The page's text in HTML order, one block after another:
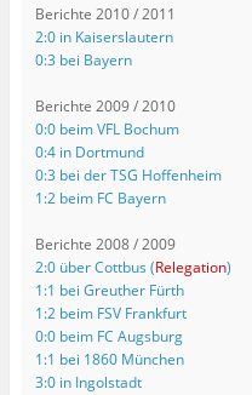
Berichte 2010 / 2011
2:0 in Kaiserslautern
0:3 bei Bayern
Berichte 2009 / 2010
0:0 beim VFL Bochum
0:4 in Dortmund
0:3 bei der TSG Hoffenheim
1:2 beim FC Bayern
Berichte 2008 / 2009
2:0 über Cottbus (Relegation)
1:1 bei Greuther Fürth
1:2 beim FSV Frankfurt
0:0 beim FC Augsburg
1:1 bei 1860 München
3:0 in Ingolstadt